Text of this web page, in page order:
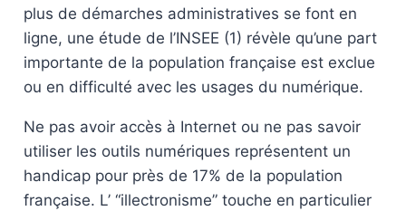
plus de démarches administratives se font en
ligne, une étude de l’INSEE (1) révèle qu’une part
importante de la population française est exclue
ou en difficulté avec les usages du numérique.
Ne pas avoir accès à Internet ou ne pas savoir
utiliser les outils numériques représentent un
handicap pour près de 17% de la population
française. L’ “illectronisme” touche en particulier